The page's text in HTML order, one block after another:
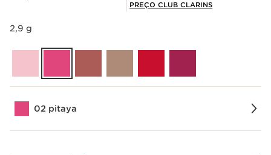
PREÇO CLUB CLARINS
2,9 g
02 pitaya